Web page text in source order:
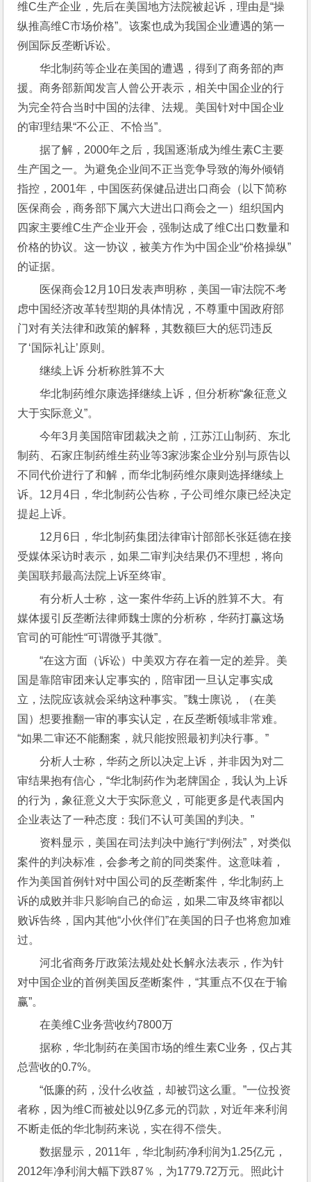
维C生产企业，先后在美国地方法院被起诉，理由是“操
纵推高维C市场价格”。该案也成为我国企业遭遇的第一
例国际反垄断诉讼。
华北制药等企业在美国的遭遇，得到了商务部的声
援。商务部新闻发言人曾公开表示，相关中国企业的行
为完全符合当时中国的法律、法规。美国针对中国企业
的审理结果“不公正、不恰当”。
据了解，2000年之后，我国逐渐成为维生素C主要
生产国之一。为避免企业间不正当竞争导致的海外倾销
指控，2001年，中国医药保健品进出口商会（以下简称
医保商会，商务部下属六大进出口商会之一）组织国内
四家主要维C生产企业开会，强制达成了维C出口数量和
价格的协议。这一协议，被美方作为中国企业“价格操纵”
的证据。
医保商会12月10日发表声明称，美国一审法院不考
虑中国经济改革转型期的具体情况，不尊重中国政府部
门对有关法律和政策的解释，其数额巨大的惩罚违反
了‘国际礼让’原则。
继续上诉 分析称胜算不大
华北制药维尔康选择继续上诉，但分析称“象征意义
大于实际意义”。
今年3月美国陪审团裁决之前，江苏江山制药、东北
制药、石家庄制药维生药业等3家涉案企业分别与原告以
不同代价进行了和解，而华北制药维尔康则选择继续上
诉。12月4日，华北制药公告称，子公司维尔康已经决定
提起上诉。
12月6日，华北制药集团法律审计部部长张廷德在接
受媒体采访时表示，如果二审判决结果仍不理想，将向
美国联邦最高法院上诉至终审。
有分析人士称，这一案件华药上诉的胜算不大。有
媒体援引反垄断法律师魏士廪的分析称，华药打赢这场
官司的可能性“可谓微乎其微”。
“在这方面（诉讼）中美双方存在着一定的差异。美
国是靠陪审团来认定事实的，陪审团一旦认定事实成
立，法院应该就会采纳这种事实。”魏士廪说，（在美
国）想要推翻一审的事实认定，在反垄断领域非常难。
“如果二审还不能翻案，就只能按照最初判决行事。”
分析人士称，华药之所以决定上诉，并非因为对二
审结果抱有信心，“华北制药作为老牌国企，我认为上诉
的行为，象征意义大于实际意义，可能更多是代表国内
企业表达了一种态度：我们不认可美国的判决。”
资料显示，美国在司法判决中施行“判例法”，对类似
案件的判决标准，会参考之前的同类案件。这意味着，
作为美国首例针对中国公司的反垄断案件，华北制药上
诉的成败并非只影响自己的命运，如果二审及终审都以
败诉告终，国内其他“小伙伴们”在美国的日子也将愈加难
过。
河北省商务厅政策法规处处长解永法表示，作为针
对中国企业的首例美国反垄断案件，“其重点不仅在于输
赢”。
在美维C业务营收约7800万
据称，华北制药在美国市场的维生素C业务，仅占其
总营收的0.7%。
“低廉的药，没什么收益，却被罚这么重。”一位投资
者称，因为维C而被处以9亿多元的罚款，对近年来利润
不断走低的华北制药来说，实在得不偿失。
数据显示，2011年，华北制药净利润为1.25亿元，
2012年净利润大幅下跌87％，为1779.72万元。照此计